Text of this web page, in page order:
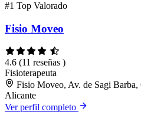
#1 Top Valorado
Fisio Moveo
4.6 (11 reseñas )
Fisioterapeuta
Fisio Moveo, Av. de Sagi
Alicante
Ver perfil completo